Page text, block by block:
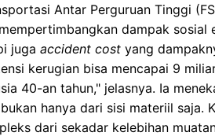
Antar Perguruan Tinggi
dampak sosial
juga accident cost yang
kerugian bisa mencapai 9
40-an tahun," jelasnya. Ia
hanya dari sisi materiil saja.
dari sekadar kelebihan